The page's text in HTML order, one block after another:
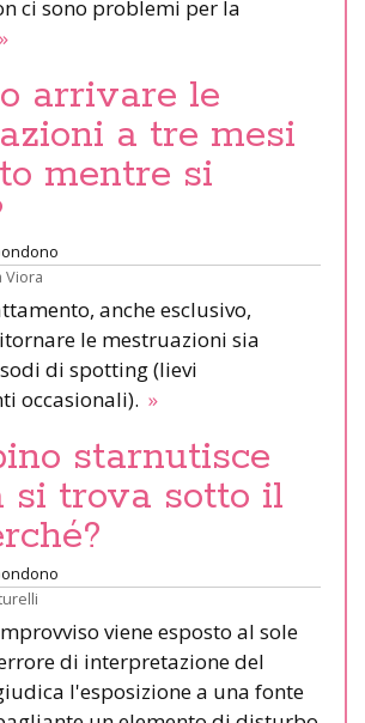
ci sono problemi per la
»
arrivare le
a tre mesi
mentre si
Viora
anche esclusivo,
le mestruazioni sia
di spotting (lievi
occasionali). »
starnutisce
si trova sotto il
viene esposto al sole
di interpretazione del
l'esposizione a una fonte